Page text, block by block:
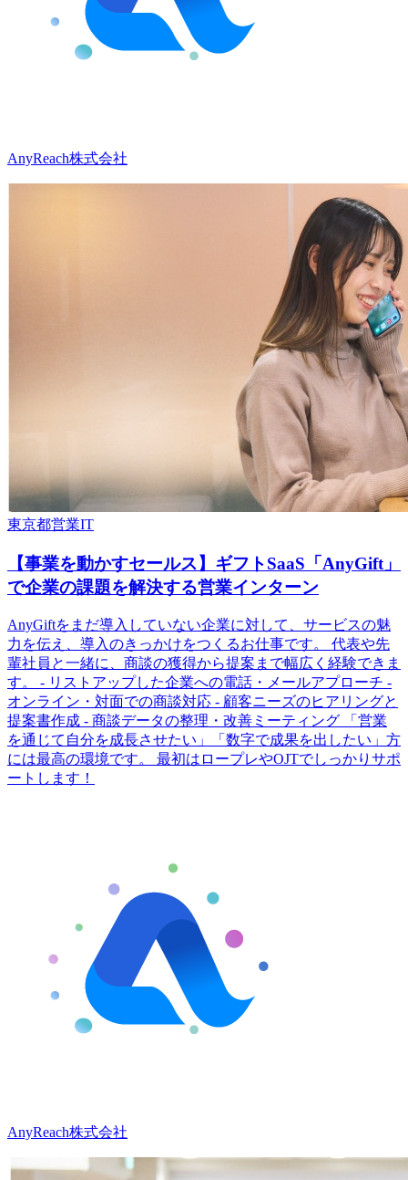
AnyReach株式会社
東京都営業IT
【事業を動かすセールス】ギフトSaaS「AnyGift」
で企業の課題を解決する営業インターン
AnyGiftをまだ導入していない企業に対して、サービスの魅
力を伝え、導入のきっかけをつくるお仕事です。 代表や先
輩社員と一緒に、商談の獲得から提案まで幅広く経験できま
す。 - リストアップした企業への電話・メールアプローチ -
オンライン・対面での商談対応 - 顧客ニーズのヒアリングと
提案書作成 - 商談データの整理・改善ミーティング 「営業
を通じて自分を成長させたい」「数字で成果を出したい」方
には最高の環境です。 最初はロープレやOJTでしっかりサポ
ートします！
AnyReach株式会社